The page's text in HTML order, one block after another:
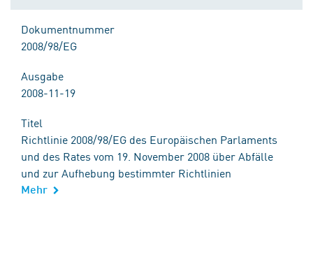
Dokumentnummer
2008/98/EG
Ausgabe
2008-11-19
Titel
Richtlinie 2008/98/EG des Europäischen Parlaments
und des Rates vom 19. November 2008 über Abfälle
und zur Aufhebung bestimmter Richtlinien
Mehr